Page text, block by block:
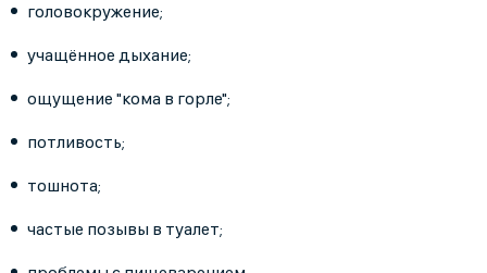
головокружение;
учащённое дыхание;
ощущение "кома в горле";
потливость;
тошнота;
частые позывы в туалет;